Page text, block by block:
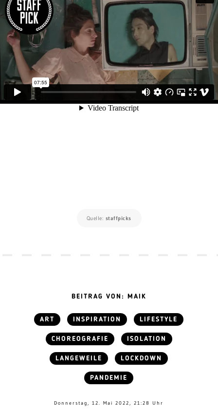
Quelle: staffpicks
BEITRAG VON: MAIK
ART INSPIRATION LIFESTYLE
CHOREOGRAFIE ISOLATION
LANGEWEILE LOCKDOWN
PANDEMIE
Donnerstag, 12. Mai 2022, 21:28 Uhr